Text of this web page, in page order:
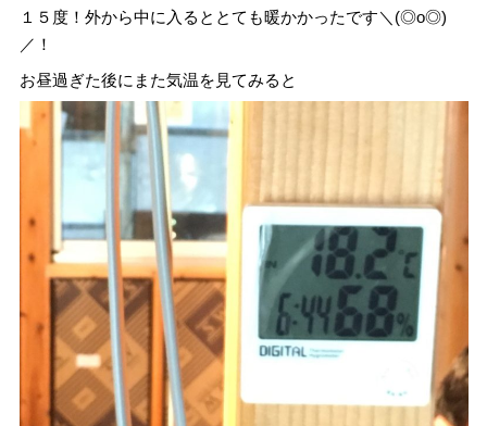
１５度！外から中に入るととても暖かかったです＼(◎o◎)
／！
お昼過ぎた後にまた気温を見てみると